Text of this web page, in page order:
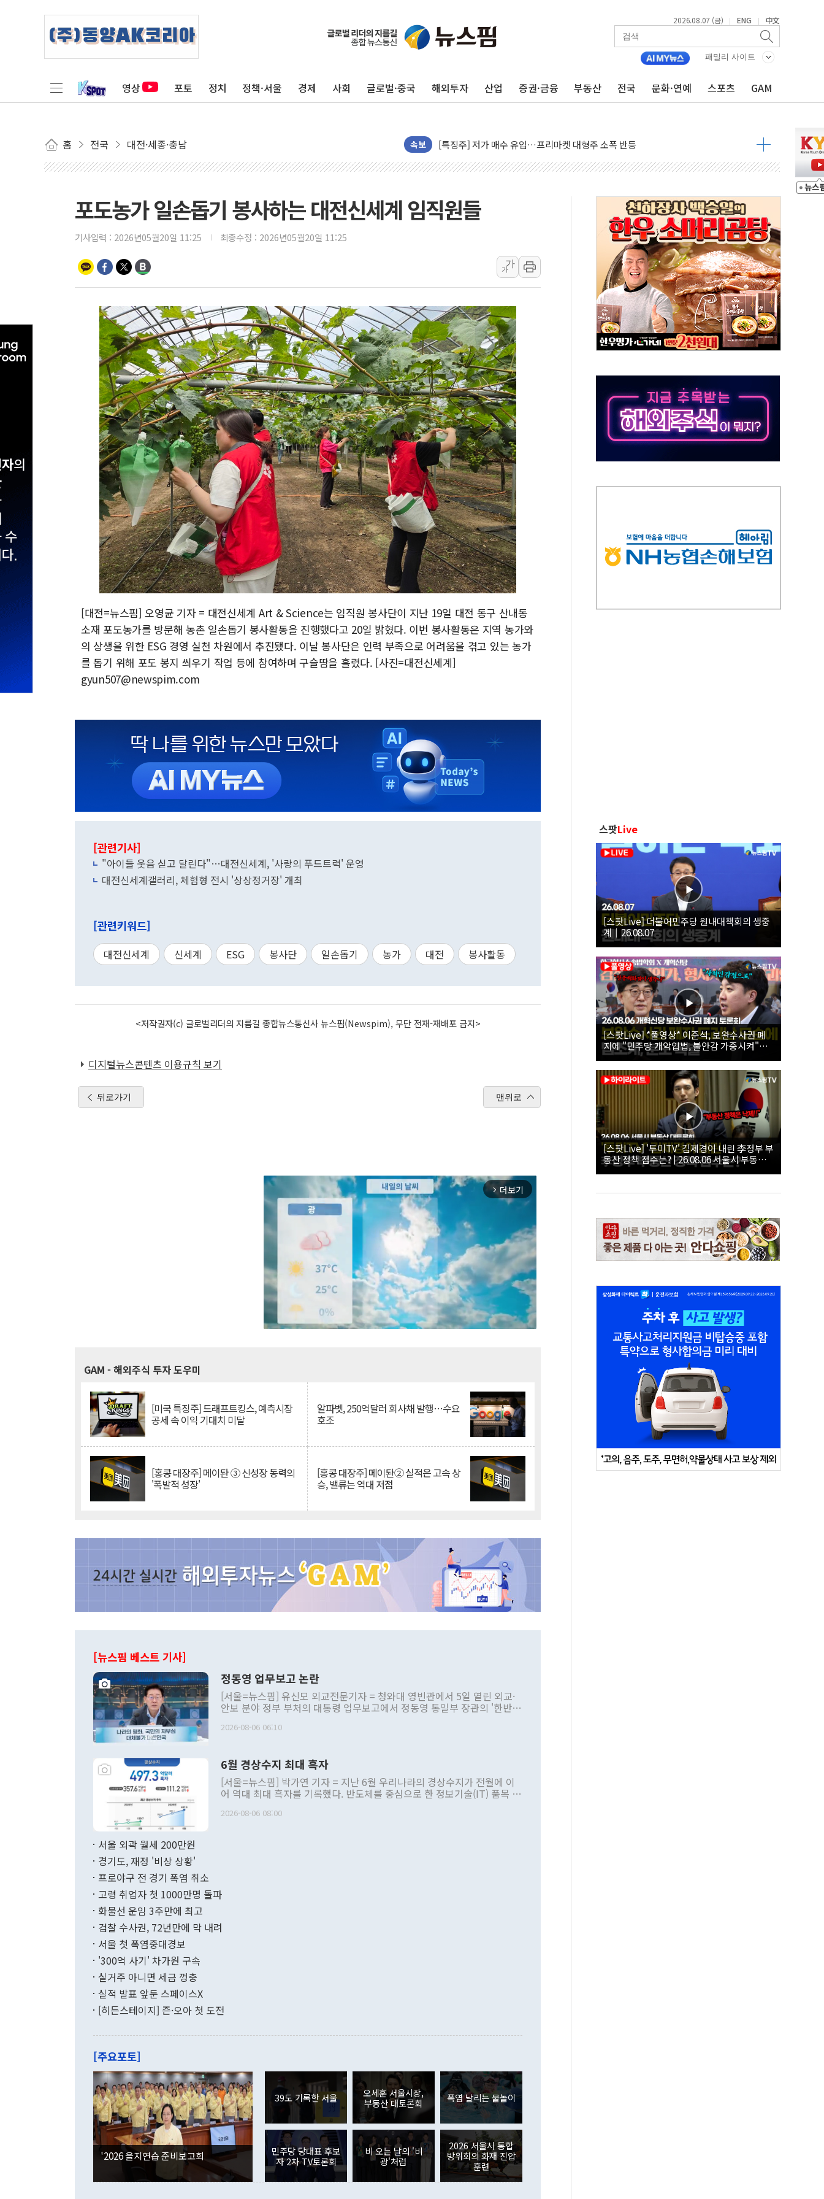
2026.08.07 (금) | ENG | 中文
패밀리 사이트
영상 포토 정치 정책·서울 경제 사회 글로벌·중국 해외투자 산업 증권·금융 부동산 전국 문화·연예 스포츠 GAM
홈 전국 대전·세종·충남 속보
폭염에 하루 온열질환자 208명…누적 사망자 23명·가축 83만마리 폐사
이란 협상단장, 트럼프 'TACO' 조롱 "쇼외교...더 이상 필요 없다"
오뚜기, '2026 오뚜기몰 대잔치' …경품·할인 혜택 풍성
카카오스타일 지그재그, '직잭뷰티 페스타'…최대 91% 할인
풀무원푸드앤컬처, 인천공항서 '팔도음식대전'
애경산업, 서울시 취약계층 위해 53억원 상당 통큰 기부
중기부, 떡국·떡볶이떡 제조업 '생계형 적합업종' 재지정...5년 더 보호
[브라질증시] 금리 인하에도 추가 완화 불확실성에 1.2% 하락 마감
[뉴스핌 이 시각 PICK] 李, 오늘 부동산 2차 회의 外
카드사 고객 유입 창구 된 '트래블카드'…휴가철 넘어 장기 고객 묶는다
제나벨, 배우 공승연 브랜드 모델 발탁… 부산 광안서 약국 팝업스토어 운영
트럼프, 폴리실리콘·태양광에 15% 관세…한국 등엔 '합산 상한' 적용
[채권/외환] 국제유가 급등에 미 국채금리·달러 동반 상승…시장, 美 고용지표 촉각
트럼프, '원정출산 시민권 차단' 행정명령 서명…출생시민권 제한 재시동
트럼프 "이란전 조만간 끝날 것"…군수품 부족설 일축 "막대한 무기 보유"
현대리바트, 원가 개선으로 실적 방어…다음 과제는 '외형 확대'
[금/유가] 이란의 호르무즈 해협 통항 제한 검토에 유가 3% 급등…금값 보합
포도농가 일손돕기 봉사하는 대전신세계 임직원들
기사입력 : 2026년05월20일 11:25 최종수정 : 2026년05월20일 11:25
가
가
[대전=뉴스핌] 오영균 기자 = 대전신세계 Art & Science는 임직원 봉사단이 지난 19일 대전 동구 산내동
소재 포도농가를 방문해 농촌 일손돕기 봉사활동을 진행했다고 20일 밝혔다. 이번 봉사활동은 지역 농가와
의 상생을 위한 ESG 경영 실천 차원에서 추진됐다. 이날 봉사단은 인력 부족으로 어려움을 겪고 있는 농가
를 돕기 위해 포도 봉지 씌우기 작업 등에 참여하며 구슬땀을 흘렸다. [사진=대전신세계]
gyun507@newspim.com
[관련기사]
"아이들 웃음 싣고 달린다"…대전신세계, '사랑의 푸드트럭' 운영
대전신세계갤러리, 체험형 전시 '상상정거장' 개최
[관련키워드]
대전신세계 신세계 ESG 봉사단 일손돕기 농가 대전 봉사활동
<저작권자(c) 글로벌리더의 지름길 종합뉴스통신사 뉴스핌(Newspim), 무단 전재-재배포 금지>
디지털뉴스콘텐츠 이용규칙 보기
뒤로가기 맨위로
arrow_forward_ios 더보기
GAM - 해외주식 투자 도우미
[미국 특징주] 드래프트킹스, 예측시장
공세 속 이익 기대치 미달
알파벳, 250억달러 회사채 발행…수요
호조
[홍콩 대장주] 메이퇀 ③ 신성장 동력의
'폭발적 성장'
[홍콩 대장주] 메이퇀② 실적은 고속 상
승, 밸류는 역대 저점
[뉴스핌 베스트 기사]
정동영 업무보고 논란
[서울=뉴스핌] 유신모 외교전문기자 = 청와대 영빈관에서 5일 열린 외교·
안보 분야 정부 부처의 대통령 업무보고에서 정동영 통일부 장관의 '한반도
발언 중에는 정부 내 조율을 거치지 않은 사안을 정책으로 추진하겠다고 공
주의적 희망에 근거한 비현실적 구상'이라는 비판을 내놨다. 그동안 정 장
관의 대북 정책 관련 발언이 물의를 빚은 적은 여러 번 있지만 대통령과 유
관 부처 장관이 공개적으로 부정적 입장을 표명한 것은 이례적이다. 정 장
관의 무리한 대북 접근법과 월권을 제어해야 한다는 목소리도 높아지고 있
다. [정동영 통일부 장관이 지난달 23일 오후 서울 종로구 정부서울청사에
무너졌다고도 했다. 또 "현 시점에서 흘러간 선(先)비핵화만 되뇌는 것은
함께 4자 대화의 동력을 확보하기 위해 최선을 다할 것"이라고 말했다. 하
"우리의 선의대로 하는 게 과연 한반도의 평화와 안정에 플러스냐, 결론적
관은 업무보고 사후 브리핑에서 정 장관이 언급한 '4자 회담'에 대해 "이상
이 9월 러시아 블라디보스토크에서 열리는 '동방경제포럼(EEF)'을 언급하
며 "정부 차원에서 (참석을) 검토하고 있다"고 발언한 데 대해서도 조 장관
은 "그것은 외교부의 몫"이라며 "아직 거기까지 진도가 나가지 않았다"고
잘랐다. 정 장관이 이날 소개한 대북 구상과 설명은 정부 내 조율을 거치지
않았다는 점에서 문제가 있다. 특히 주적 표현 대체와 국호 사용, 9·19 군
사합의 복원, 4자회담 추진 등은 통일부 장관이 결정할 사안이 아니어서 월
권이라는 지적이 나오고 있다. 이 대통령은 정 장관의 업무보고를 듣고 난
뒤 "여기 업무보고에 발표했다고 승인난 건 아니다"라고 재차 확인했다. 정
부의 한 소식통은 "정 장관의 발언 내용은 대부분 국가안전보장회의(NSC)
를 거쳐 결정된 사안이 아닌 정 장관의 개인적 생각에 가깝다"며 "안보 관
련 부처 장관이 정부의 공식 정책이 아닌 사안을 추진하겠다고 업무보고를
2026-08-06 06:10
6월 경상수지 최대 흑자
[서울=뉴스핌] 박가연 기자 = 지난 6월 우리나라의 경상수지가 전월에 이
어 역대 최대 흑자를 기록했다. 반도체를 중심으로 한 정보기술(IT) 품목 수
료=한국은행] 한국은행이 6일 발표한 '2026년 6월 국제수지(잠정)'에 따르
며 월간 기준 처음으로 1000억달러를 넘어섰다. 상품수입은 644억8000만
196.9% 급증했고 컴퓨터·주변기기(SSD)는 282.7% 증가했다. IT 품목
수출은 160.4% 늘었으며 비IT 품목도 ▲석유제품(47.5%) ▲화공품
기록했지만 지식재산권사용료수지는 전월 흑자에서 4억4000만달러 적자
로 전환됐다. 본원소득수지는 배당소득을 중심으로 32억7000만달러 흑자
는 배당수입이 늘어난 데다 전월 분기배당에 따른 기저효과로 배당지급이
였던 올해 3월(369억9000만달러)을 넘어선 것이다. 직접투자에서는 내국
인의 해외투자가 80억1000만달러, 외국인의 국내투자가 46억3000만달러
각각 증가했다. 증권투자에서는 외국인의 국내 주식 매도세가 이어졌다. 외
국인의 국내 주식 투자는 차익실현 매도 등의 영향으로 316억1000만달러
감소하며 전월(-310억5000만달러)에 이어 역대 최대 순매도 기록을 다시
경신했다. 외국인의 국내 채권투자는 세계국채지수(WGBI) 자금 유입에도
분기 말 만기도래 영향으로 증가 폭이 줄어든 52억9000만달러를 기록했
다. 내국인의 해외 증권투자는 주식을 중심으로 35억6000만달러 증가했
다. eoyn2@newspim.com
2026-08-06 08:00
서울 외곽 월세 200만원
경기도, 재정 '비상 상황'
프로야구 전 경기 폭염 취소
고령 취업자 첫 1000만명 돌파
화물선 운임 3주만에 최고
검찰 수사권, 72년만에 막 내려
서울 첫 폭염중대경보
'300억 사기' 차가원 구속
실거주 아니면 세금 껑충
실적 발표 앞둔 스페이스X
[히든스테이지] 즌·오아 첫 도전
[주요포토]
'2026 을지연습 준비보고회
39도 기록한 서울
오세훈 서울시장,
부동산 대토론회
폭염 날리는 물놀이
민주당 당대표 후보
자 2차 TV토론회
비 오는 날의 '비
광'처럼
2026 서울시 통합
방위회의 화재 진압
훈련
스팟Live
[스팟Live] 더불어민주당 원내대책회의 생중
계｜26.08.07
[스팟Live] *풀영상* 이준석, 보완수사권 폐
지에 "민주당 개악입법, 불안감 가중시켜"｜
26.08.06 개혁신당 보완수사권 폐지 토론회
[스팟Live] '투미TV' 김제경이 내린 李정부 부
동산 정책 점수는? | 26.08.06 서울시 부동산
대토론회